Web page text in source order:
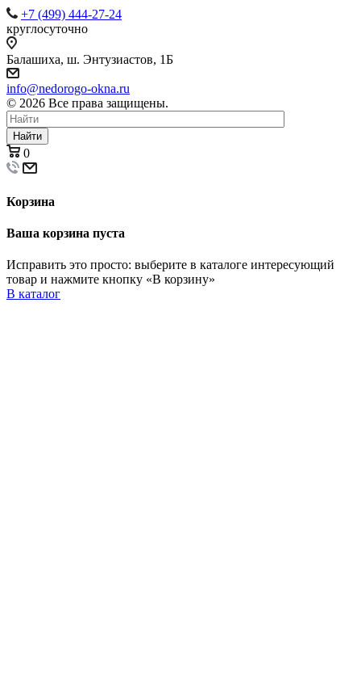
+7 (499) 444-27-24
круглосуточно
Балашиха, ш. Энтузиастов, 1Б
info@nedorogo-okna.ru
© 2026 Все права защищены.
Найти
0
Корзина
Ваша корзина пуста
Исправить это просто: выберите в каталоге интересующий
товар и нажмите кнопку «В корзину»
В каталог